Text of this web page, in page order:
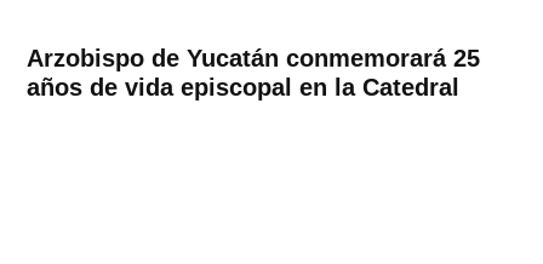
Arzobispo de Yucatán conmemorará 25
años de vida episcopal en la Catedral